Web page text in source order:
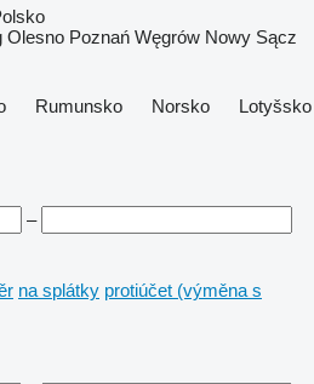
Olesno Poznań Węgrów Nowy Sącz
Rumunsko Norsko
Lotyšsko
–
na splátky protiúčet (výměna s